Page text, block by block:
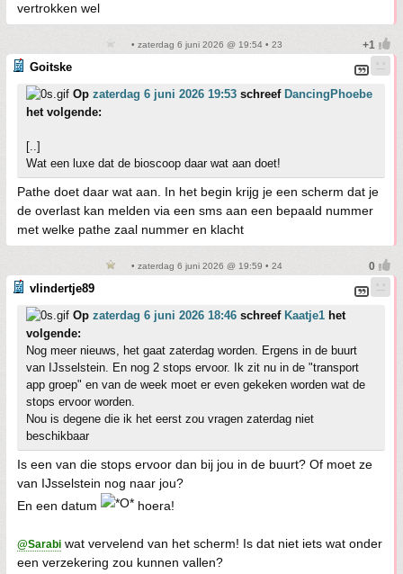
vertrokken wel
• zaterdag 6 juni 2026 @ 19:54 • 23
Goitske
Op zaterdag 6 juni 2026 19:53 schreef DancingPhoebe
het volgende:
[..]
Wat een luxe dat de bioscoop daar wat aan doet!
Pathe doet daar wat aan. In het begin krijg je een scherm dat je
de overlast kan melden via een sms aan een bepaald nummer
met welke pathe zaal nummer en klacht
• zaterdag 6 juni 2026 @ 19:59 • 24
vlindertje89
Op zaterdag 6 juni 2026 18:46 schreef Kaatje1 het
volgende:
Nog meer nieuws, het gaat zaterdag worden. Ergens in de buurt
van IJsselstein. En nog 2 stops ervoor. Ik zit nu in de "transport
app groep" en van de week moet er even gekeken worden wat de
stops ervoor worden.
Nou is degene die ik het eerst zou vragen zaterdag niet
beschikbaar
Is een van die stops ervoor dan bij jou in de buurt? Of moet ze
van IJsselstein nog naar jou?
En een datum
hoera!
@Sarabi wat vervelend van het scherm! Is dat niet iets wat onder
een verzekering zou kunnen vallen?